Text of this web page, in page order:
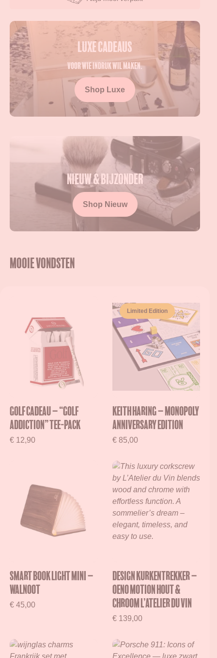
LUXE CADEAUS
Voor wie indruk wil maken.
Shop Luxe
Nieuw & bijzonder
Shop Nieuw
Mooie vondsten
Golf Cadeau – “Golf
Addiction” Tee-Pack
€ 12,90
Limited Edition
Keith Haring – Monopoly
Anniversary Edition
€85,00
Smart Book Light Mini –
Walnoot
€ 45,00
Design kurkentrekker –
Oeno Motion Hout &
Chroom L’Atelier du Vin
€139,00